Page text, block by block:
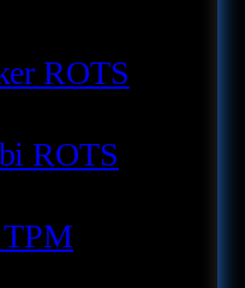
ROTS
ROTS